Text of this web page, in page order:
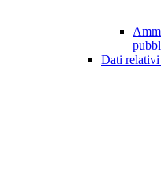
Dati relativi